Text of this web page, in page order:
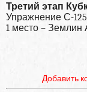
Третий этап
Упражнение С-
1 место – Землин
Добавить